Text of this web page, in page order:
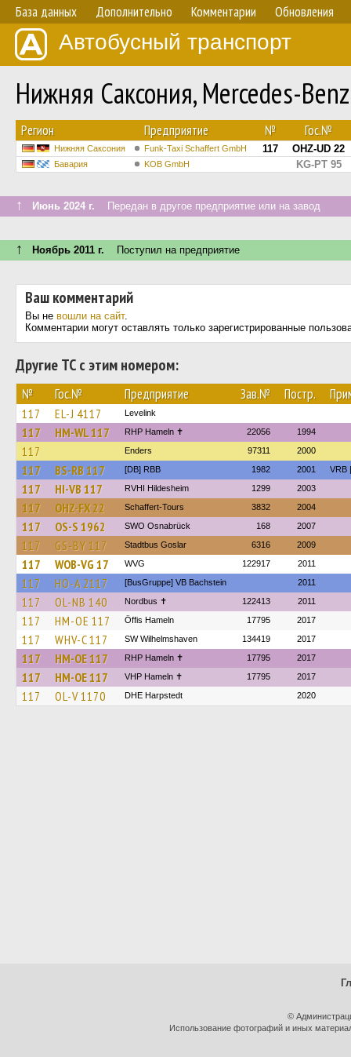
База данных Дополнительно Комментарии Обновления
Автобусный транспорт
Нижняя Саксония, Mercedes-
Регион Предприятие № Гос.№
Нижняя Саксония Funk-Taxi Schaffert GmbH 117 OHZ-UD 22
Бавария KOB GmbH KG-PT 95
↑ Июнь 2024 г. Передан в другое предприятие или на завод
↑ Ноябрь 2011 г. Поступил на предприятие
Ваш комментарий
Вы не вошли на сайт.
Комментарии могут оставлять только зарегистрированные
Другие ТС с этим номером:
№ Гос.№ Предприятие Зав.№ Постр.
117 EL-J 4117 Levelink
117 HM-WL 117 RHP Hameln ✝ 22056 1994
117 Enders 97311 2000
117 BS-RB 117 [DB] RBB 1982 2001 VRB
117 HI-VB 117 RVHI Hildesheim 1299 2003
117 OHZ-FX 22 Schaffert-Tours 3832 2004
117 OS-S 1962 SWO Osnabrück 168 2007
117 GS-BY 117 Stadtbus Goslar 6316 2009
117 WOB-VG 17 WVG 122917 2011
117 HO-A 2117 [BusGruppe] VB Bachstein 2011
117 OL-NB 140 Nordbus ✝ 122413 2011
117 HM-OE 117 Öffis Hameln 17795 2017
117 WHV-C 117 SW Wilhelmshaven 134419 2017
117 HM-OE 117 RHP Hameln ✝ 17795 2017
117 HM-OE 117 VHP Hameln ✝ 17795 2017
117 OL-V 1170 DHE Harpstedt 2020
©
Использование фотографий и иных